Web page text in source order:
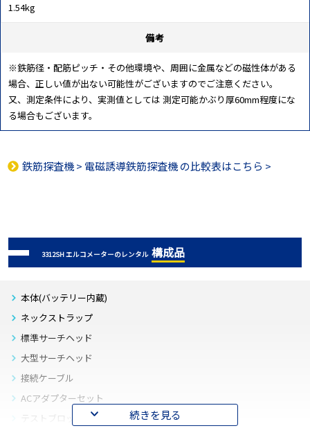
1.54kg
備考
※鉄筋径・配筋ピッチ・その他環境や、周囲に金属などの磁性体がある
場合、正しい値が出ない可能性がございますのでご注意ください。
又、測定条件により、実測値としては 測定可能かぶり厚60mm程度にな
る場合もございます。
鉄筋探査機> 電磁誘導鉄筋探査機の比較表はこちら >
3312SH エルコメーターのレンタル 構成品
本体(バッテリー内蔵)
ネックストラップ
標準サーチヘッド
大型サーチヘッド
接続ケーブル
ACアダプターセット
テストブロック
続きを見る